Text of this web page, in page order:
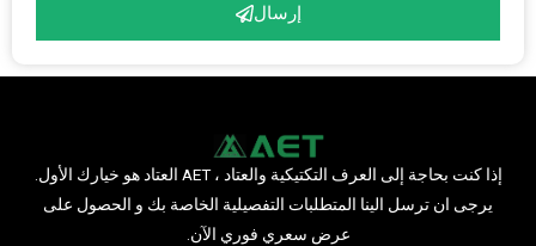
إرسال
إذا كنت بحاجة إلى العرف التكتيكية والعتاد ، AET العتاد هو خيارك الأول.
يرجى ان ترسل الينا المتطلبات التفصيلية الخاصة بك و الحصول على
عرض سعري فوري الآن.